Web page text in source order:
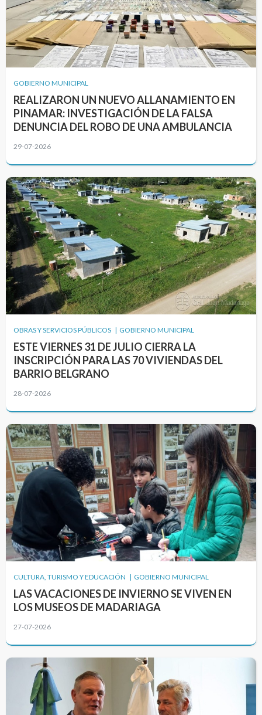
GOBIERNO MUNICIPAL
REALIZARON UN NUEVO ALLANAMIENTO EN
PINAMAR: INVESTIGACIÓN DE LA FALSA
DENUNCIA DEL ROBO DE UNA AMBULANCIA
29-07-2026
OBRAS Y SERVICIOS PÚBLICOS | GOBIERNO MUNICIPAL
ESTE VIERNES 31 DE JULIO CIERRA LA
INSCRIPCIÓN PARA LAS 70 VIVIENDAS DEL
BARRIO BELGRANO
28-07-2026
CULTURA, TURISMO Y EDUCACIÓN | GOBIERNO MUNICIPAL
LAS VACACIONES DE INVIERNO SE VIVEN EN
LOS MUSEOS DE MADARIAGA
27-07-2026